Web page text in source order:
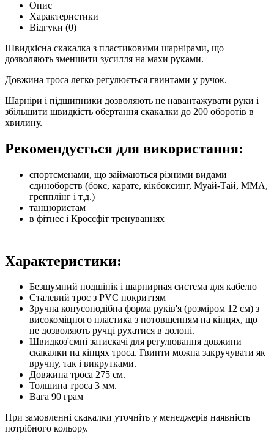
Опис
Характеристики
Відгуки (0)
Швидкісна скакалка з пластиковими шарнірами, що
дозволяють зменшити зусилля на махи руками.
Довжина троса легко регулюється гвинтами у ручок.
Шарніри і підшипники дозволяють не навантажувати руки і
збільшити швидкість обертання скакалки до 200 оборотів в
хвилину.
Рекомендується для використання:
спортсменами, що займаються різними видами
єдиноборств (бокс, карате, кікбоксинг, Myай-Тай, MMA,
грепплінг і т.д.)
танцюристам
в фітнес і Кроссфіт тренуваннях
Характеристики:
Безшумний подшіпік і шарнирная система для кабелю
Сталевий трос з PVC покриттям
Зручна конусоподібна форма руків'я (розміром 12 см) з
високоміцного пластика з потовщенням на кінцях, що
не дозволяють ручці рухатися в долоні.
Швидкоз'ємні затискачі для регулювання довжини
скакалки на кінцях троса. Гвинти можна закручувати як
вручну, так і викрутками.
Довжина троса 275 см.
Толшина троса 3 мм.
Вага 90 грам
При замовленні скакалки уточніть у менеджерів наявність
потрібного кольору.